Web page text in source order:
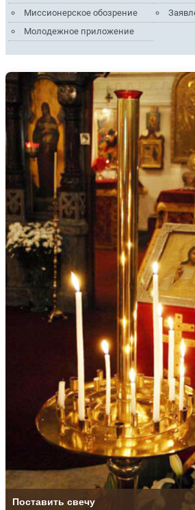
Миссионерское обозрение
Молодежное приложение